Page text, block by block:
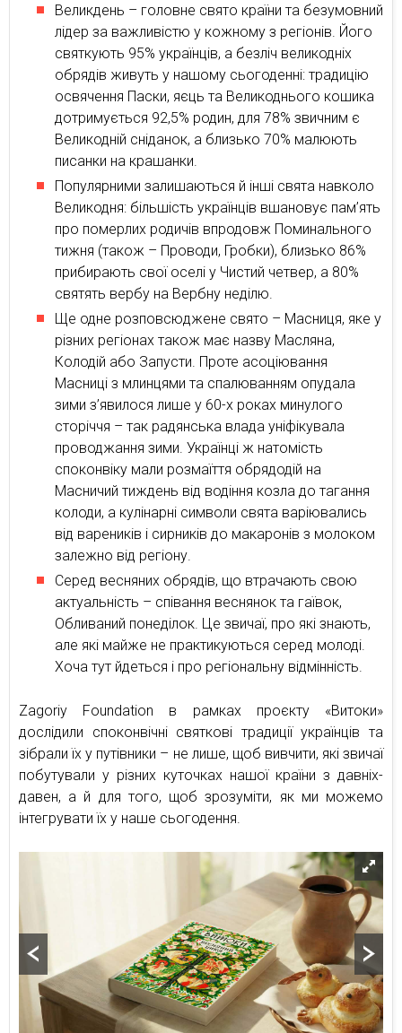
Великдень – головне свято країни та безумовний
лідер за важливістю у кожному з регіонів. Його
святкують 95% українців, а безліч великодніх
обрядів живуть у нашому сьогоденні: традицію
освячення Паски, яєць та Великоднього кошика
дотримується 92,5% родин, для 78% звичним є
Великодній сніданок, а близько 70% малюють
писанки на крашанки.
Популярними залишаються й інші свята навколо
Великодня: більшість українців вшановує пам’ять
про померлих родичів впродовж Поминального
тижня (також – Проводи, Гробки), близько 86%
прибирають свої оселі у Чистий четвер, а 80%
святять вербу на Вербну неділю.
Ще одне розповсюджене свято – Масниця, яке у
різних регіонах також має назву Масляна,
Колодій або Запусти. Проте асоціювання
Масниці з млинцями та спалюванням опудала
зими з’явилося лише у 60-х роках минулого
сторіччя – так радянська влада уніфікувала
проводжання зими. Українці ж натомість
споконвіку мали розмаїття обрядодій на
Масничий тиждень від водіння козла до тагання
колоди, а кулінарні символи свята варіювались
від вареників і сирників до макаронів з молоком
залежно від регіону.
Серед весняних обрядів, що втрачають свою
актуальність – співання веснянок та гаївок,
Обливаний понеділок. Це звичаї, про які знають,
але які майже не практикуються серед молоді.
Хоча тут йдеться і про регіональну відмінність.
Zagoriy Foundation в рамках проєкту «Витоки»
дослідили споконвічні святкові традиції українців та
зібрали їх у путівники – не лише, щоб вивчити, які звичаї
побутували у різних куточках нашої країни з давніх-
давен, а й для того, щоб зрозуміти, як ми можемо
інтегрувати їх у наше сьогодення.